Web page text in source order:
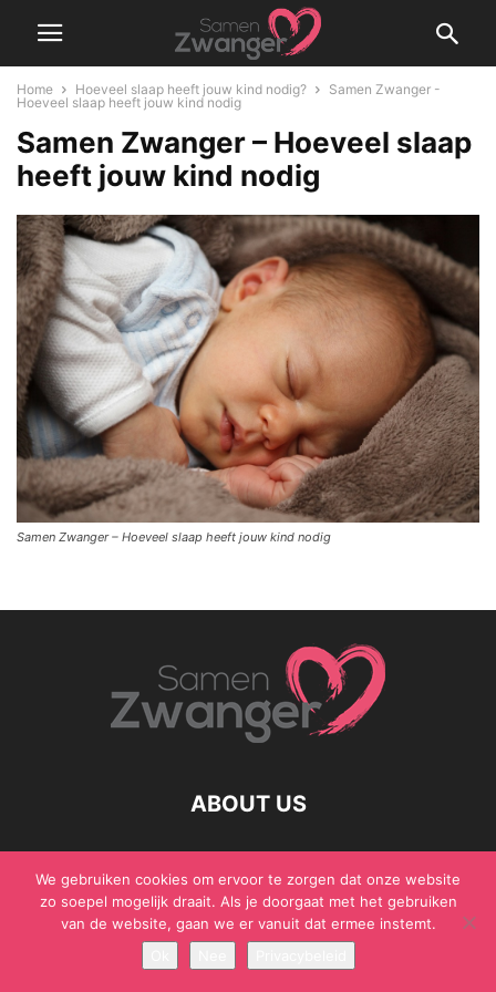
Home Hoeveel slaap heeft jouw kind nodig?
Samen Zwanger -
Hoeveel slaap heeft jouw kind nodig
Samen Zwanger – Hoeveel slaap
heeft jouw kind nodig
Samen Zwanger – Hoeveel slaap heeft jouw kind nodig
ABOUT US
© Samen Zwanger - Copyright - Gericht Media 2017 - 2021
We gebruiken cookies om ervoor te zorgen dat onze website
zo soepel mogelijk draait. Als je doorgaat met het gebruiken
van de website, gaan we er vanuit dat ermee instemt.